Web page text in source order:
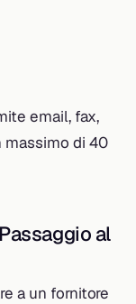
email, fax,
massimo di 40
al
a un fornitore